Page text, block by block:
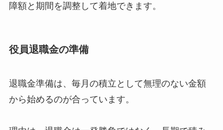
障額と期間を調整して着地できます。
役員退職金の準備
退職金準備は、毎月の積立として無理のない金額
から始めるのが合っています。